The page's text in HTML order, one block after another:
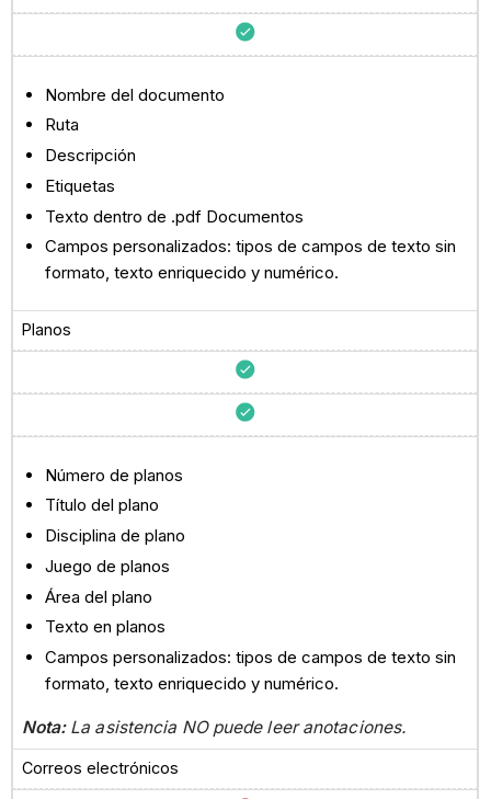
Nombre del documento
Ruta
Descripción
Etiquetas
Texto dentro de .pdf Documentos
Campos personalizados: tipos de campos de texto sin
formato, texto enriquecido y numérico.
Planos
Número de planos
Título del plano
Disciplina de plano
Juego de planos
Área del plano
Texto en planos
Campos personalizados: tipos de campos de texto sin
formato, texto enriquecido y numérico.
Nota:La asistencia NO puede leer anotaciones.
Correos electrónicos